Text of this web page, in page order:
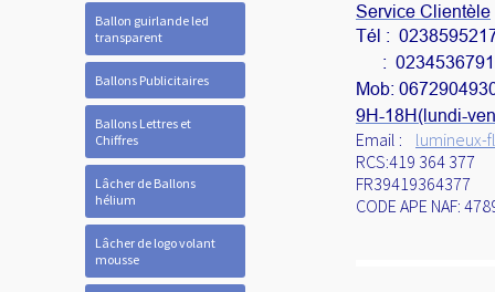
Ballon guirlande led
transparent
Ballons Publicitaires
Ballons Lettres et
Chiffres
Lâcher de Ballons
hélium
Lâcher de logo volant
mousse
Service Clientèle
Tél :
: 0234536791
Mob:
9H-18H(lundi-
Email : lumineux-
RCS:419 364 377
FR39419364377
CODE APE NAF: